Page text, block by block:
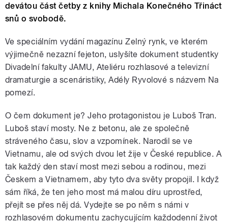
devátou část četby z knihy Michala Konečného Třináct
snů o svobodě.
Ve speciálním vydání magazínu Zelný rynk, ve kterém
výjimečně nezazní fejeton, uslyšíte dokument studentky
Divadelní fakulty JAMU, Ateliéru rozhlasové a televizní
dramaturgie a scenáristiky, Adély Ryvolové s názvem Na
pomezí.
O čem dokument je? Jeho protagonistou je Luboš Tran.
Luboš staví mosty. Ne z betonu, ale ze společně
stráveného času, slov a vzpomínek. Narodil se ve
Vietnamu, ale od svých dvou let žije v České republice. A
tak každý den staví most mezi sebou a rodinou, mezi
Českem a Vietnamem, aby tyto dva světy propojil. I když
sám říká, že ten jeho most má malou díru uprostřed,
přejít se přes něj dá. Vydejte se po něm s námi v
rozhlasovém dokumentu zachycujícím každodenní život